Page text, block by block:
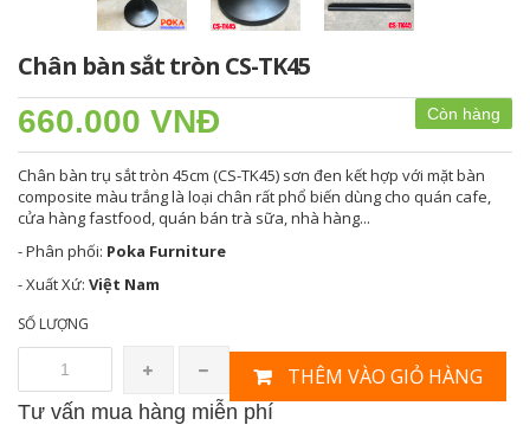
Chân bàn sắt tròn CS-TK45
Còn hàng
660.000 VNĐ
Chân bàn trụ sắt tròn 45cm (CS-TK45) sơn đen kết hợp với mặt bàn
composite màu trắng là loại chân rất phổ biến dùng cho quán cafe,
cửa hàng fastfood, quán bán trà sữa, nhà hàng...
- Phân phối: Poka Furniture
- Xuất Xứ: Việt Nam
SỐ LƯỢNG
THÊM VÀO GIỎ HÀNG
Tư vấn mua hàng miễn phí